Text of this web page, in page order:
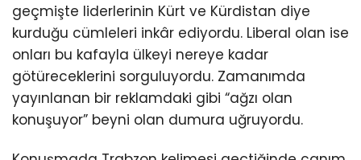
geçmişte liderlerinin Kürt ve Kürdistan diye
kurduğu cümleleri inkâr ediyordu. Liberal olan ise
onları bu kafayla ülkeyi nereye kadar
götüreceklerini sorguluyordu. Zamanımda
yayınlanan bir reklamdaki gibi “ağzı olan
konuşuyor” beyni olan dumura uğruyordu.